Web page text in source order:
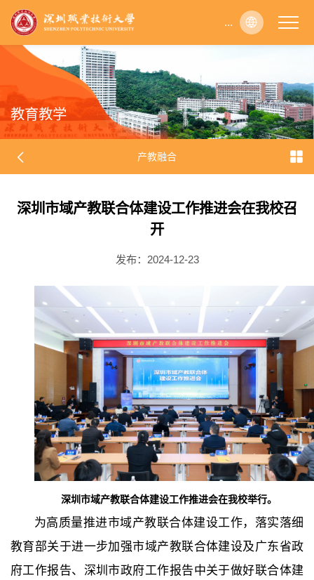
...
...
...
...
...
...
...
...
...
...
...
...
...
...
...
...
...
...
...
...
...
...
...
...
...
...
...
...
...
...
...
...
...
...
...
...
...
...
...
...
...
...
...
...
...
...
...
...
...
...
...
...
...
...
...
...
...
...
...
...
...
...
...
...
...
...
...
...
...
...
...
...
...
...
...
...
...
...
...
...
...
...
...
...
...
...
...
...
...
...
...
...
...
...
...
...
...
...
...
...
...
...
...
...
...
...
...
...
...
...
...
...
...
...
...
...
...
...
...
...
...
...
...
...
...
...
...
...
...
...
...
...
...
...
...
...
...
...
...
...
...
...
...
...
...
...
...
...
...
...
...